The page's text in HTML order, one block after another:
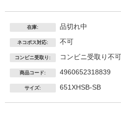
在庫: 品切れ中
ネコポス対応: 不可
コンビニ受取り: コンビニ受取り不可
商品コード: 4960652318839
サイズ: 651XHSB-SB